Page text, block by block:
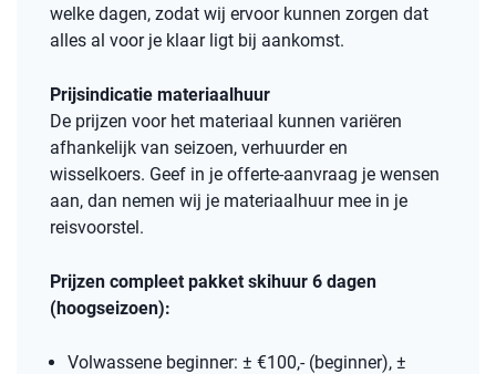
welke dagen, zodat wij ervoor kunnen zorgen dat
alles al voor je klaar ligt bij aankomst.
Prijsindicatie materiaalhuur
De prijzen voor het materiaal kunnen variëren
afhankelijk van seizoen, verhuurder en
wisselkoers. Geef in je offerte-aanvraag je wensen
aan, dan nemen wij je materiaalhuur mee in je
reisvoorstel.
Prijzen compleet pakket skihuur 6 dagen
(hoogseizoen):
Volwassene beginner: ± €100,- (beginner), ±